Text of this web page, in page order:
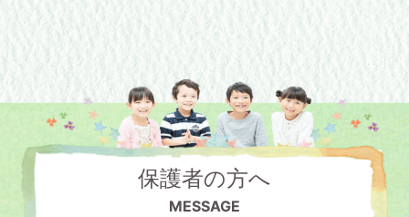
保護者の方へ
MESSAGE